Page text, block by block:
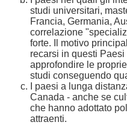
studi universitari,
Francia, Germania,
correlazione
forte. Il motivo
recarsi in questi
approfondire le
studi conseguendo
I paesi a lunga
Canada - anche se
che hanno adottato
attraenti.